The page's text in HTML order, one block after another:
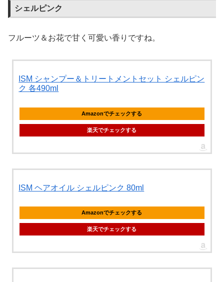
シェルピンク
フルーツ＆お花で甘く可愛い香りですね。
ISM シャンプー＆トリートメントセット シェルピン
ク 各490ml
Amazonでチェックする
楽天でチェックする
ISM ヘアオイル シェルピンク 80ml
Amazonでチェックする
楽天でチェックする